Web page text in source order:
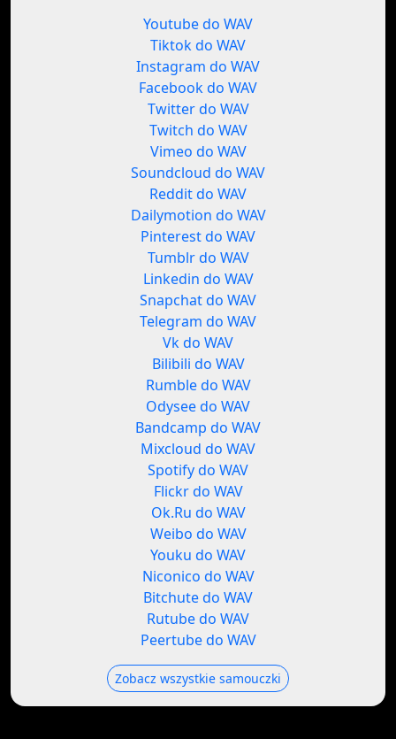
Youtube do WAV
Tiktok do WAV
Instagram do WAV
Facebook do WAV
Twitter do WAV
Twitch do WAV
Vimeo do WAV
Soundcloud do WAV
Reddit do WAV
Dailymotion do WAV
Pinterest do WAV
Tumblr do WAV
Linkedin do WAV
Snapchat do WAV
Telegram do WAV
Vk do WAV
Bilibili do WAV
Rumble do WAV
Odysee do WAV
Bandcamp do WAV
Mixcloud do WAV
Spotify do WAV
Flickr do WAV
Ok.Ru do WAV
Weibo do WAV
Youku do WAV
Niconico do WAV
Bitchute do WAV
Rutube do WAV
Peertube do WAV
Zobacz wszystkie samouczki